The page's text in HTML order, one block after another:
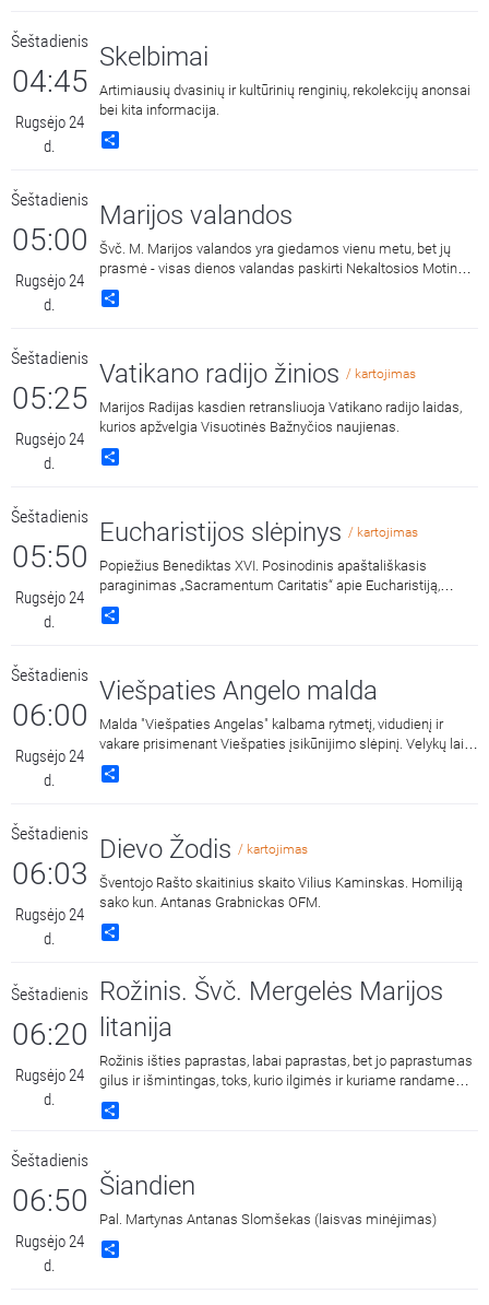
Šeštadienis
04:45
Rugsėjo 24
d.
Skelbimai
Artimiausių dvasinių ir kultūrinių renginių, rekolekcijų anonsai
bei kita informacija.
Šeštadienis
05:00
Rugsėjo 24
d.
Marijos valandos
Švč. M. Marijos valandos yra giedamos vienu metu, bet jų
prasmė - visas dienos valandas paskirti Nekaltosios Motinos
šlovei.
Šeštadienis
05:25
Rugsėjo 24
d.
Vatikano radijo žinios / kartojimas
Marijos Radijas kasdien retransliuoja Vatikano radijo laidas,
kurios apžvelgia Visuotinės Bažnyčios naujienas.
Šeštadienis
05:50
Rugsėjo 24
d.
Eucharistijos slėpinys / kartojimas
Popiežius Benediktas XVI. Posinodinis apaštališkasis
paraginimas „Sacramentum Caritatis“ apie Eucharistiją,
Bažnyčios gyvenimo ir misijos versmę ir šaltinį. Skaito Laimis
Krunglevičius.
Šeštadienis
06:00
Rugsėjo 24
d.
Viešpaties Angelo malda
Malda "Viešpaties Angelas" kalbama rytmetį, vidudienį ir
vakare prisimenant Viešpaties įsikūnijimo slėpinį. Velykų laiku
triskart per dieną vietoj šios maldos Bažnyčia meldžiasi
malda "Dangaus Karaliene", drauge su Įsikūnijusio Žodžio
Šeštadienis
06:03
Rugsėjo 24
d.
Dievo Žodis / kartojimas
Šventojo Rašto skaitinius skaito Vilius Kaminskas. Homiliją
sako kun. Antanas Grabnickas OFM.
Šeštadienis
06:20
Rugsėjo 24
d.
Rožinis. Švč. Mergelės Marijos
litanija
Rožinis išties paprastas, labai paprastas, bet jo paprastumas
gilus ir išmintingas, toks, kurio ilgimės ir kuriame randame
ramybę.
Šeštadienis
06:50
Rugsėjo 24
d.
Šiandien
Pal. Martynas Antanas Slomšekas (laisvas minėjimas)